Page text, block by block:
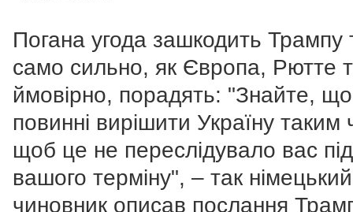
Погана угода зашкодить Трампу
само сильно, як Європа, Рютте
ймовірно, порадять: "Знайте,
повинні вирішити Україну таким
щоб це не переслідувало вас
вашого терміну", – так німецький
чиновник описав послання